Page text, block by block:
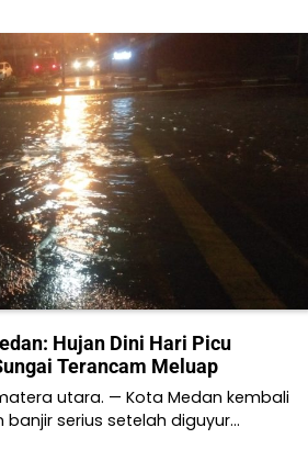
Hujan Dini Hari Picu
Terancam Meluap
utara. — Kota Medan kembali
serius setelah diguyur…